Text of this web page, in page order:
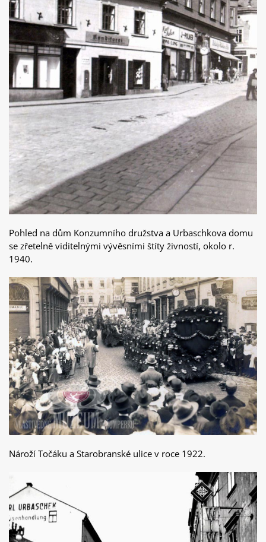
Pohled na dům Konzumního družstva a Urbaschkova domu
se zřetelně viditelnými vývěsními štíty živností, okolo r.
1940.
Nároží Točáku a Starobranské ulice v roce 1922.